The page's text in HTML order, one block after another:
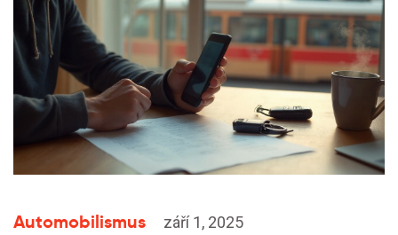
Automobilismus září 1, 2025